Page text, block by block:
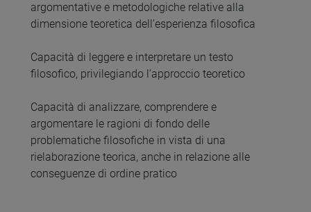
argomentative e metodologiche relative alla
dimensione teoretica dell’esperienza filosofica
Capacità di leggere e interpretare un testo
filosofico, privilegiando l’approccio teoretico
Capacità di analizzare, comprendere e
argomentare le ragioni di fondo delle
problematiche filosofiche in vista di una
rielaborazione teorica, anche in relazione alle
conseguenze di ordine pratico